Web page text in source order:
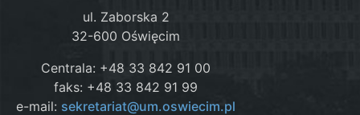
ul. Zaborska 2
32-600 Oświęcim
Centrala: +48 33 842 91 00
faks: +48 33 842 91 99
e-mail: sekretariat@um.oswiecim.pl